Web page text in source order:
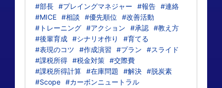
#部長 #プレイングマネジャー #報告 #連絡
#MICE #相談 #優先順位
#改善活動
#トレーニング #アクション #承認 #教え方
#後輩育成 #シナリオ作り
#育てる
#表現のコツ
#作成演習 #プラン
#スライド
#課税所得 #税金対策 #交際費
#課税所得計算 #在庫問題 #解決 #脱炭素
#Scope #カーボンニュートラル